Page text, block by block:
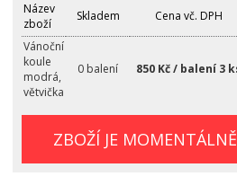
Název
zboží
Skladem Cena vč. DPH
Vánoční
koule
modrá,
větvička
0 balení 850 Kč / balení 3
ZBOŽÍ JE